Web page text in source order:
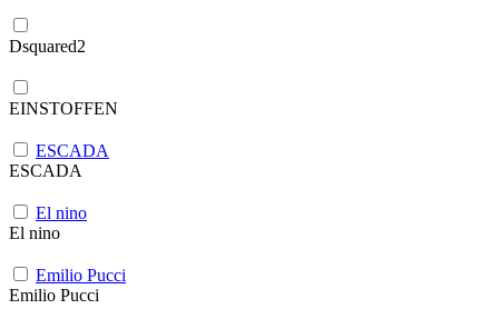
Dsquared2
EINSTOFFEN
ESCADA
ESCADA
El nino
El nino
Emilio Pucci
Emilio Pucci